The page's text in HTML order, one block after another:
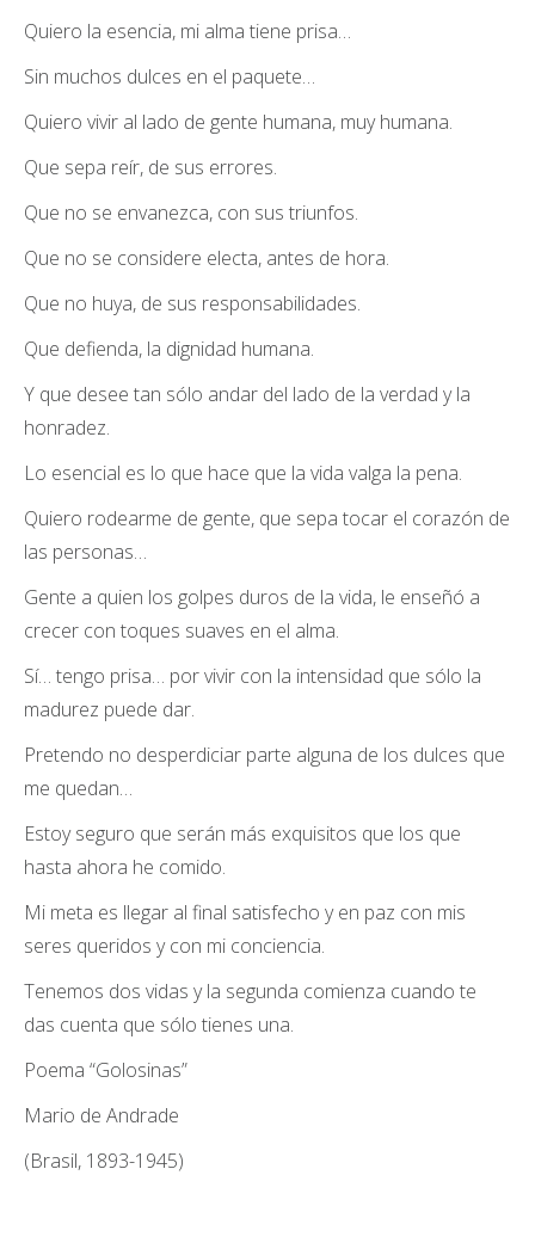
Quiero la esencia, mi alma tiene prisa…
Sin muchos dulces en el paquete…
Quiero vivir al lado de gente humana, muy humana.
Que sepa reír, de sus errores.
Que no se envanezca, con sus triunfos.
Que no se considere electa, antes de hora.
Que no huya, de sus responsabilidades.
Que defienda, la dignidad humana.
Y que desee tan sólo andar del lado de la verdad y la
honradez.
Lo esencial es lo que hace que la vida valga la pena.
Quiero rodearme de gente, que sepa tocar el corazón de
las personas…
Gente a quien los golpes duros de la vida, le enseñó a
crecer con toques suaves en el alma.
Sí… tengo prisa… por vivir con la intensidad que sólo la
madurez puede dar.
Pretendo no desperdiciar parte alguna de los dulces que
me quedan…
Estoy seguro que serán más exquisitos que los que
hasta ahora he comido.
Mi meta es llegar al final satisfecho y en paz con mis
seres queridos y con mi conciencia.
Tenemos dos vidas y la segunda comienza cuando te
das cuenta que sólo tienes una.
Poema “Golosinas”
Mario de Andrade
(Brasil, 1893-1945)